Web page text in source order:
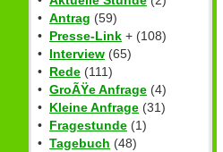
• Antrag (59)
• Presse-Link + (108)
• Interview (65)
• Rede (111)
• GroÃŸe Anfrage (4)
• Kleine Anfrage (31)
• Fragestunde (1)
• Tagebuch (48)